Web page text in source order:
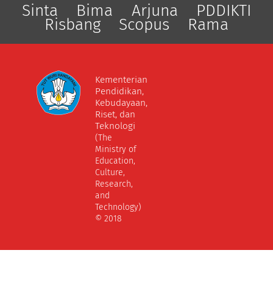
Sinta Bima Arjuna PDDIKTI
Risbang Scopus Rama
Kementerian
Pendidikan,
Kebudayaan,
Riset, dan
Teknologi
(The
Ministry of
Education,
Culture,
Research,
and
Technology)
© 2018